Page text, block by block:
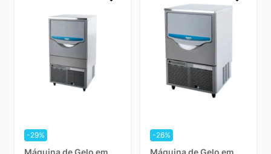
-29%
Máquina de Gelo em
-26%
Máquina de Gelo em